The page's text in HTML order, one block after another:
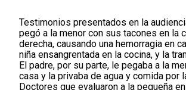
Testimonios presentados en la
pegó a la menor con sus tacones en la
derecha, causando una hemorragia en
niña ensangrentada en la cocina, y la
El padre, por su parte, le pegaba a la
casa y la privaba de agua y comida por
Doctores que evaluaron a la pequeña